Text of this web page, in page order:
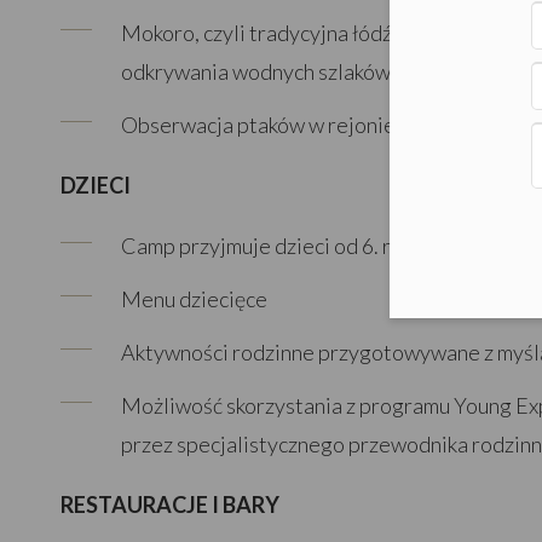
Mokoro, czyli tradycyjna łódź
odkrywania wodnych szlaków delty
Obserwacja ptaków w rejonie lagun i kanałów
DZIECI
Camp przyjmuje dzieci od 6. roku życia
Menu dziecięce
Aktywności rodzinne przygotowywane z
Możliwość skorzystania z programu Young
przez specjalistycznego przewodnika
RESTAURACJE I BARY